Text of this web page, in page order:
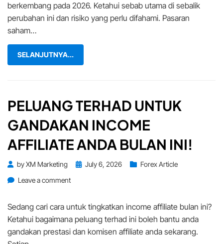
berkembang pada 2026. Ketahui sebab utama di sebalik
perubahan ini dan risiko yang perlu difahami. Pasaran
saham…
SELANJUTNYA...
PELUANG TERHAD UNTUK
GANDAKAN INCOME
AFFILIATE ANDA BULAN INI!
byXM Marketing
PostedJuly 6, 2026
Forex Article
Leave a commenton
Untuk
Gandakan
Income
Sedang cari cara untuk tingkatkan income affiliate bulan ini?
Ketahui bagaimana peluang terhad ini boleh bantu anda
gandakan prestasi dan komisen affiliate anda sekarang.